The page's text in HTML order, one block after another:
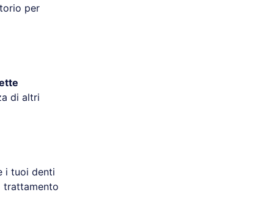
per
di altri
i tuoi denti